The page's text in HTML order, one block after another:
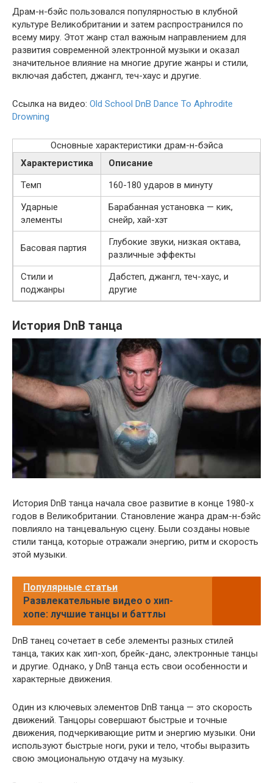
Драм-н-бэйс пользовался популярностью в клубной
культуре Великобритании и затем распространился по
всему миру. Этот жанр стал важным направлением для
развития современной электронной музыки и оказал
значительное влияние на многие другие жанры и стили,
включая дабстеп, джангл, теч-хаус и другие.
Ссылка на видео: Old School DnB Dance To Aphrodite
Drowning
Основные характеристики драм-н-бэйса
Характеристика
Описание
Темп
160-180 ударов в минуту
Ударные
элементы
Барабанная установка — кик,
снейр, хай-хэт
Басовая партия
Глубокие звуки, низкая октава,
различные эффекты
Стили и
поджанры
Дабстеп, джангл, теч-хаус, и
другие
История DnB танца
История DnB танца начала свое развитие в конце 1980-х
годов в Великобритании. Становление жанра драм-н-бэйс
повлияло на танцевальную сцену. Были созданы новые
стили танца, которые отражали энергию, ритм и скорость
этой музыки.
Популярные статьи
Развлекательные видео о хип-
хопе: лучшие танцы и баттлы
DnB танец сочетает в себе элементы разных стилей
танца, таких как хип-хоп, брейк-данс, электронные танцы
и другие. Однако, у DnB танца есть свои особенности и
характерные движения.
Один из ключевых элементов DnB танца — это скорость
движений. Танцоры совершают быстрые и точные
движения, подчеркивающие ритм и энергию музыки. Они
используют быстрые ноги, руки и тело, чтобы выразить
свою эмоциональную отдачу на музыку.